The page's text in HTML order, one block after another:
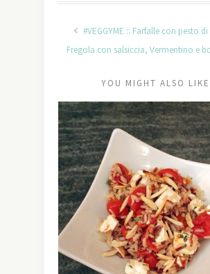
#VEGGYME :: Farfalle con pesto
Fregola con salsiccia, Vermentino e
YOU MIGHT ALSO LIKE